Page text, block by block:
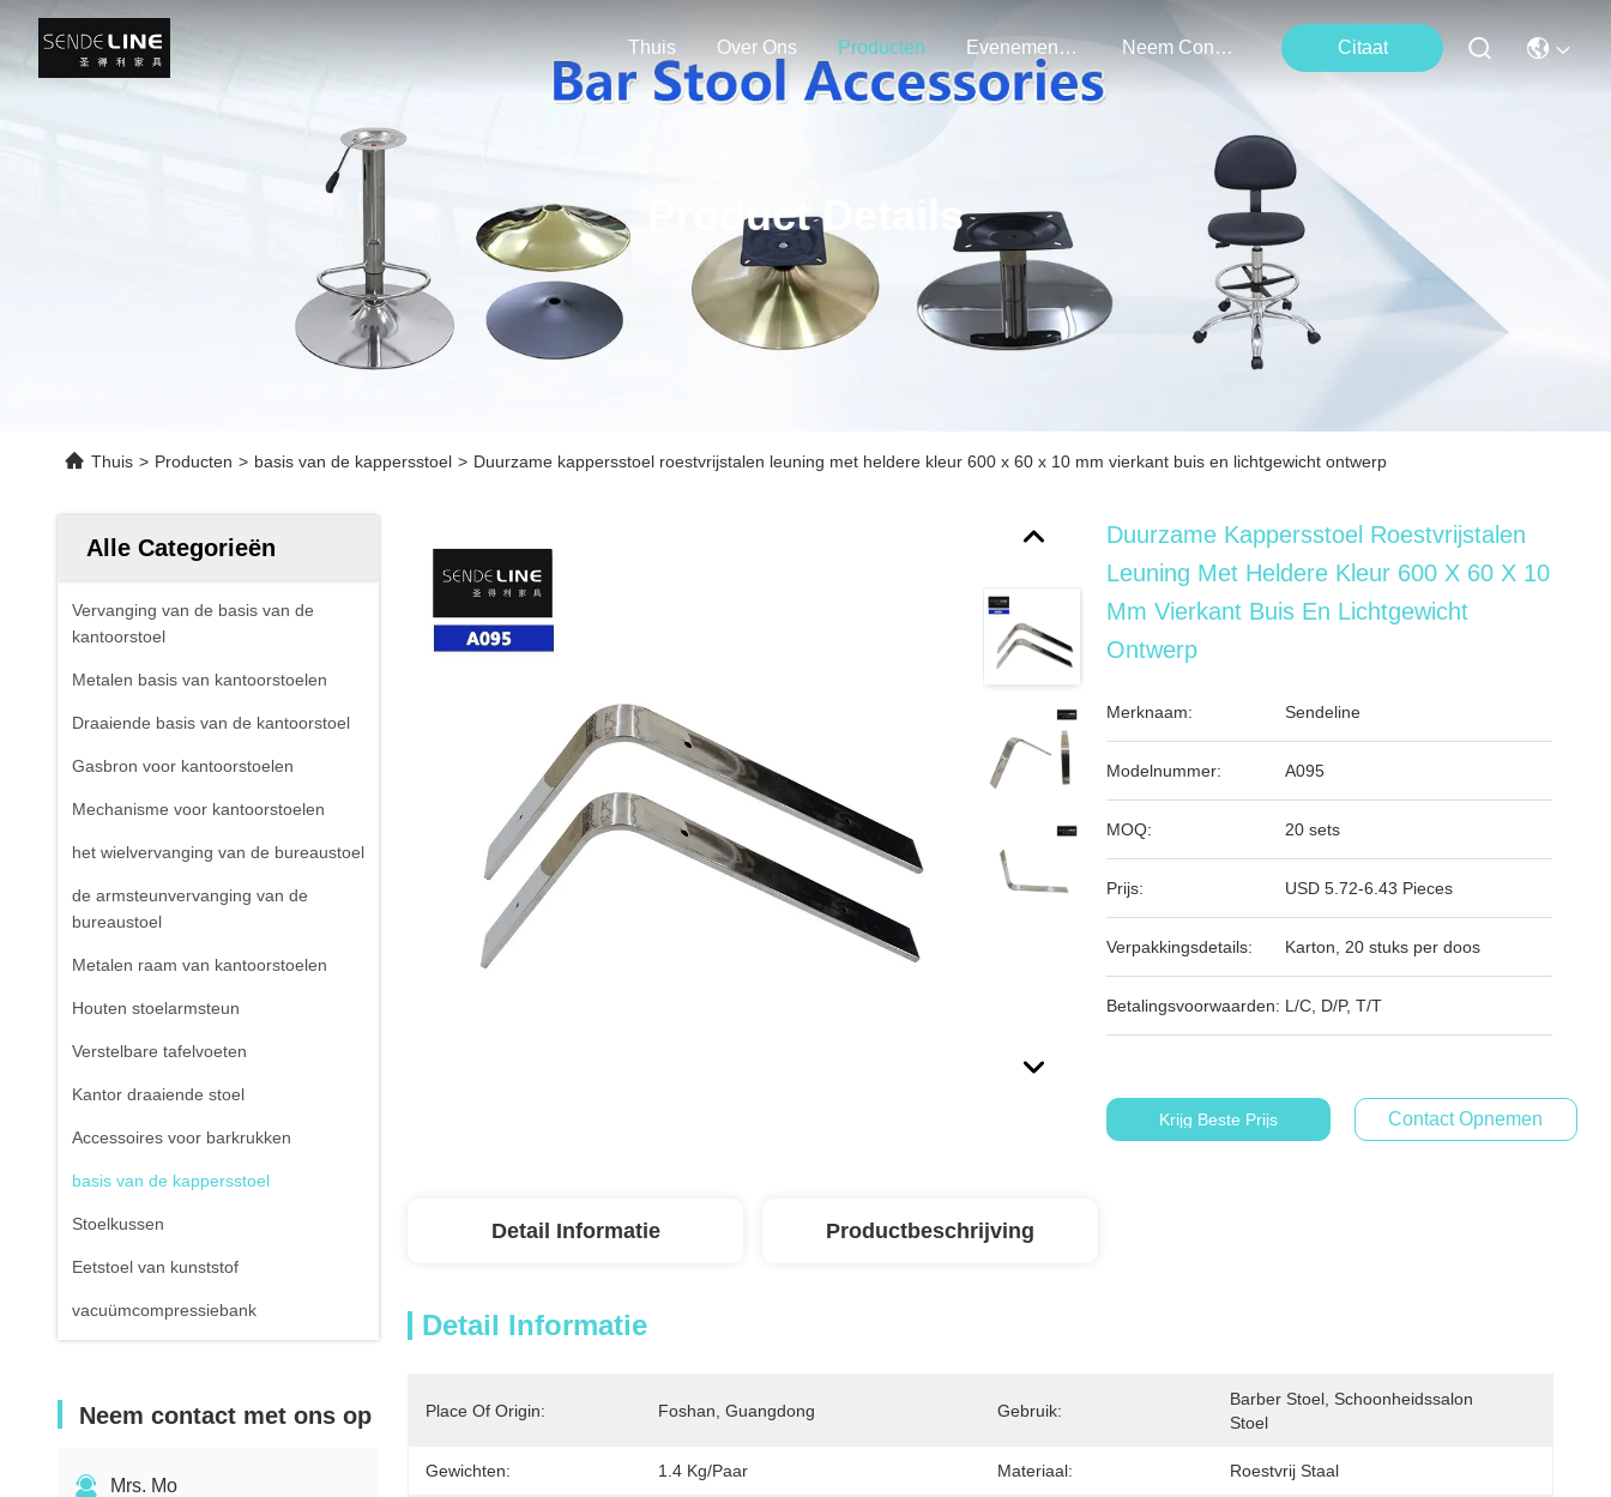
Thuis Over Ons Producten Evenementen Neem Contact Met Ons Op Citaat
Product Details
Thuis > Producten > basis van de kappersstoel > Duurzame kappersstoel roestvrijstalen leuning met heldere kleur 600 x 60 x 10 mm vierkant buis en lichtgewicht ontwerp
Alle Categorieën
Vervanging van de basis van de
kantoorstoel
Metalen basis van kantoorstoelen
Draaiende basis van de kantoorstoel
Gasbron voor kantoorstoelen
Mechanisme voor kantoorstoelen
het wielvervanging van de bureaustoel
de armsteunvervanging van de
bureaustoel
Metalen raam van kantoorstoelen
Houten stoelarmsteun
Verstelbare tafelvoeten
Kantor draaiende stoel
Accessoires voor barkrukken
basis van de kappersstoel
Stoelkussen
Eetstoel van kunststof
vacuümcompressiebank
Neem contact met ons op
Mrs. Mo
Duurzame Kappersstoel Roestvrijstalen
Leuning Met Heldere Kleur 600 X 60 X 10
Mm Vierkant Buis En Lichtgewicht
Ontwerp
Merknaam: Sendeline
Modelnummer: A095
MOQ: 20 sets
Prijs: USD 5.72-6.43 Pieces
Verpakkingsdetails: Karton, 20 stuks per doos
Betalingsvoorwaarden: L/C, D/P, T/T
Krijg Beste Prijs Contact Opnemen
Detail Informatie Productbeschrijving
Detail Informatie
Place Of Origin: Foshan, Guangdong Gebruik:
Barber Stoel, Schoonheidssalon
Stoel
Gewichten: 1.4 Kg/paar Materiaal: Roestvrij Staal